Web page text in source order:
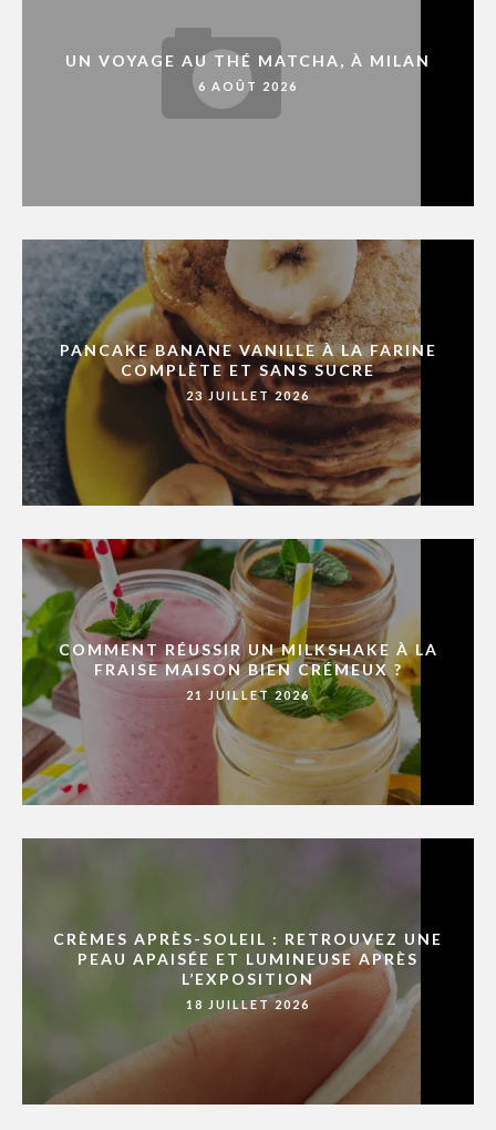
UN VOYAGE AU THÉ MATCHA, À MILAN
6 AOÛT 2026
PANCAKE BANANE VANILLE À LA FARINE
COMPLÈTE ET SANS SUCRE
23 JUILLET 2026
COMMENT RÉUSSIR UN MILKSHAKE À LA
FRAISE MAISON BIEN CRÉMEUX ?
21 JUILLET 2026
CRÈMES APRÈS-SOLEIL : RETROUVEZ UNE
PEAU APAISÉE ET LUMINEUSE APRÈS
L’EXPOSITION
18 JUILLET 2026